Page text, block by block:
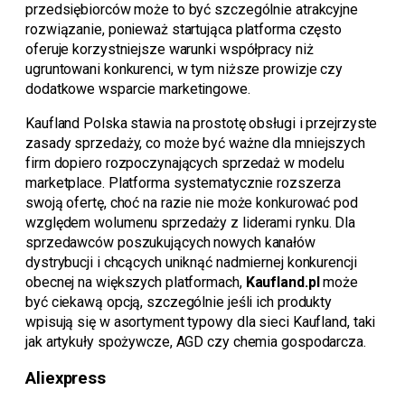
przedsiębiorców może to być szczególnie atrakcyjne
rozwiązanie, ponieważ startująca platforma często
oferuje korzystniejsze warunki współpracy niż
ugruntowani konkurenci, w tym niższe prowizje czy
dodatkowe wsparcie marketingowe.
Kaufland Polska stawia na prostotę obsługi i przejrzyste
zasady sprzedaży, co może być ważne dla mniejszych
firm dopiero rozpoczynających sprzedaż w modelu
marketplace. Platforma systematycznie rozszerza
swoją ofertę, choć na razie nie może konkurować pod
względem wolumenu sprzedaży z liderami rynku. Dla
sprzedawców poszukujących nowych kanałów
dystrybucji i chcących uniknąć nadmiernej konkurencji
obecnej na większych platformach, Kaufland.plmoże
być ciekawą opcją, szczególnie jeśli ich produkty
wpisują się w asortyment typowy dla sieci Kaufland, taki
jak artykuły spożywcze, AGD czy chemia gospodarcza.
Aliexpress